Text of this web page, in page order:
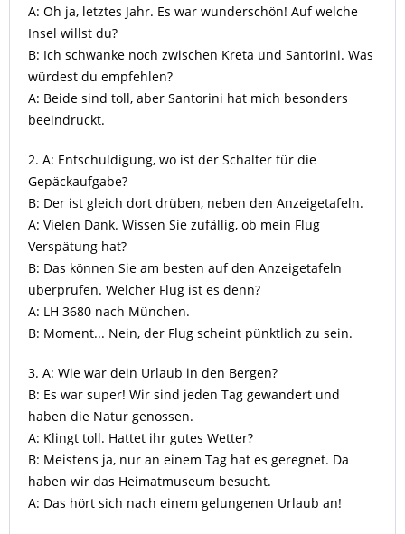
A: Oh ja, letztes Jahr. Es war wunderschön! Auf welche
Insel willst du?
B: Ich schwanke noch zwischen Kreta und Santorini. Was
würdest du empfehlen?
A: Beide sind toll, aber Santorini hat mich besonders
beeindruckt.
2. A: Entschuldigung, wo ist der Schalter für die
Gepäckaufgabe?
B: Der ist gleich dort drüben, neben den Anzeigetafeln.
A: Vielen Dank. Wissen Sie zufällig, ob mein Flug
Verspätung hat?
B: Das können Sie am besten auf den Anzeigetafeln
überprüfen. Welcher Flug ist es denn?
A: LH 3680 nach München.
B: Moment... Nein, der Flug scheint pünktlich zu sein.
3. A: Wie war dein Urlaub in den Bergen?
B: Es war super! Wir sind jeden Tag gewandert und
haben die Natur genossen.
A: Klingt toll. Hattet ihr gutes Wetter?
B: Meistens ja, nur an einem Tag hat es geregnet. Da
haben wir das Heimatmuseum besucht.
A: Das hört sich nach einem gelungenen Urlaub an!